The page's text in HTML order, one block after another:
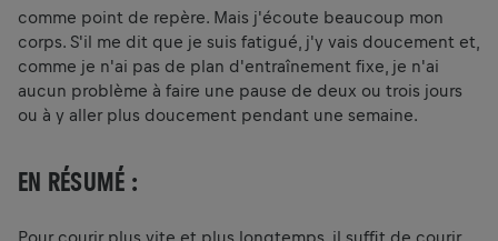
comme point de repère. Mais j'écoute beaucoup mon
corps. S'il me dit que je suis fatigué, j'y vais doucement et,
comme je n'ai pas de plan d'entraînement fixe, je n'ai
aucun problème à faire une pause de deux ou trois jours
ou à y aller plus doucement pendant une semaine.
EN RÉSUMÉ :
Pour courir plus vite et plus longtemps, il suffit de courir